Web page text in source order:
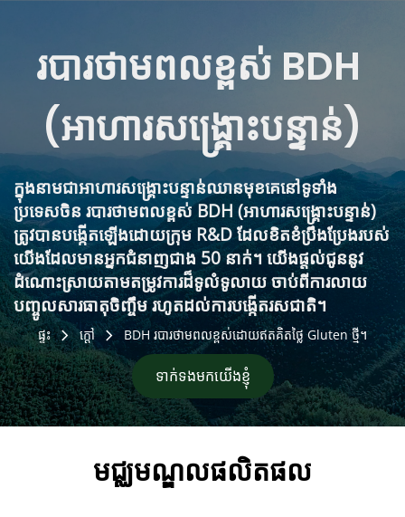
របារថាមពលខ្ពស់ BDH
(អាហារសង្គ្រោះបន្ទាន់)
ក្នុងនាមជាអាហារសង្គ្រោះបន្ទាន់ឈានមុខគេនៅទូទាំង
ប្រទេសចិន របារថាមពលខ្ពស់ BDH (អាហារសង្គ្រោះបន្ទាន់)
ត្រូវបានបង្កើតឡើងដោយក្រុម R&D ដែលខិតខំប្រឹងប្រែងរបស់
យើងដែលមានអ្នកជំនាញជាង 50 នាក់។ យើងផ្តល់ជូននូវ
ដំណោះស្រាយតាមតម្រូវការដ៏ទូលំទូលាយ ចាប់ពីការលាយ
បញ្ចូលសារធាតុចិញ្ចឹម រហូតដល់ការបង្កើតរសជាតិ។
ផ្ទះ ក្តៅ BDH របារថាមពលខ្ពស់ដោយឥតគិតថ្លៃ Gluten ថ្មី។
ទាក់ទងមកយើងខ្ញុំ
មជ្ឈមណ្ឌលផលិតផល